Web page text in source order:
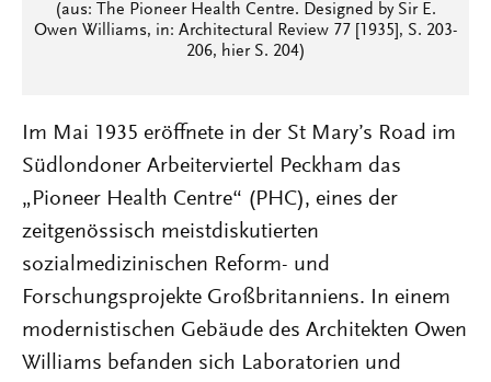
(aus: The Pioneer Health Centre. Designed by Sir E.
Owen Williams, in: Architectural Review 77 [1935], S. 203-
206, hier S. 204)
Im Mai 1935 eröffnete in der St Mary’s Road im
Südlondoner Arbeiterviertel Peckham das
„Pioneer Health Centre“ (PHC), eines der
zeitgenössisch meistdiskutierten
sozialmedizinischen Reform- und
Forschungsprojekte Großbritanniens. In einem
modernistischen Gebäude des Architekten Owen
Williams befanden sich Laboratorien und